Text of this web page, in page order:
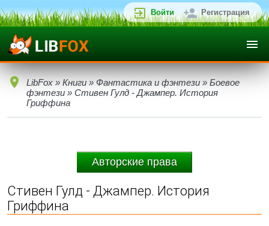
Войти Регистрация
LibFox » Книги » Фантастика и фэнтези » Боевое
фэнтези » Стивен Гулд - Джампер. История
Гриффина
Авторские права
Стивен Гулд - Джампер. История
Гриффина